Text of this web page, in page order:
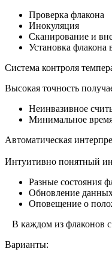
Проверка флакона
Инокуляция
Сканирование и
Установка флакона
Система контроля
Высокая точность
Неинвазивное
Минимальное время
Автоматическая
Интуитивно понятный
Разные состояния
Обновление
Оповещение о
В каждом из флаконов с
Варианты: